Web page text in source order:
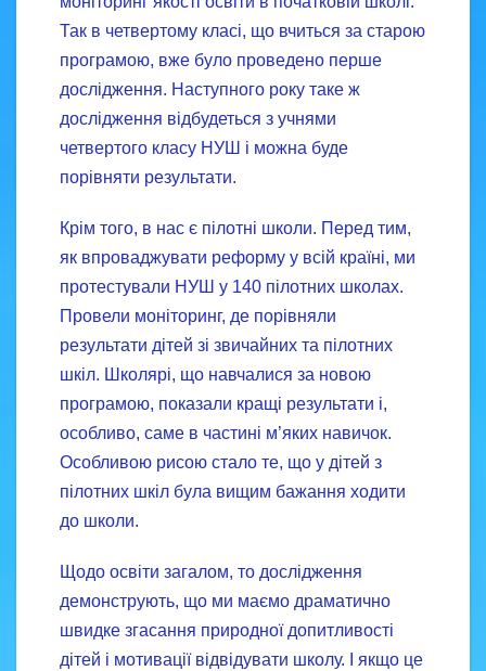
Так в четвертому класі, що вчиться за старою
програмою, вже було проведено перше
дослідження. Наступного року таке ж
дослідження відбудеться з учнями
четвертого класу НУШ і можна буде
порівняти результати.
Крім того, в нас є пілотні школи. Перед тим,
як впроваджувати реформу у всій країні, ми
протестували НУШ у 140 пілотних школах.
Провели моніторинг, де порівняли
результати дітей зі звичайних та пілотних
шкіл. Школярі, що навчалися за новою
програмою, показали кращі результати і,
особливо, саме в частині м’яких навичок.
Особливою рисою стало те, що у дітей з
пілотних шкіл була вищим бажання ходити
до школи.
Щодо освіти загалом, то дослідження
демонструють, що ми маємо драматично
швидке згасання природної допитливості
дітей і мотивації відвідувати школу. І якщо це